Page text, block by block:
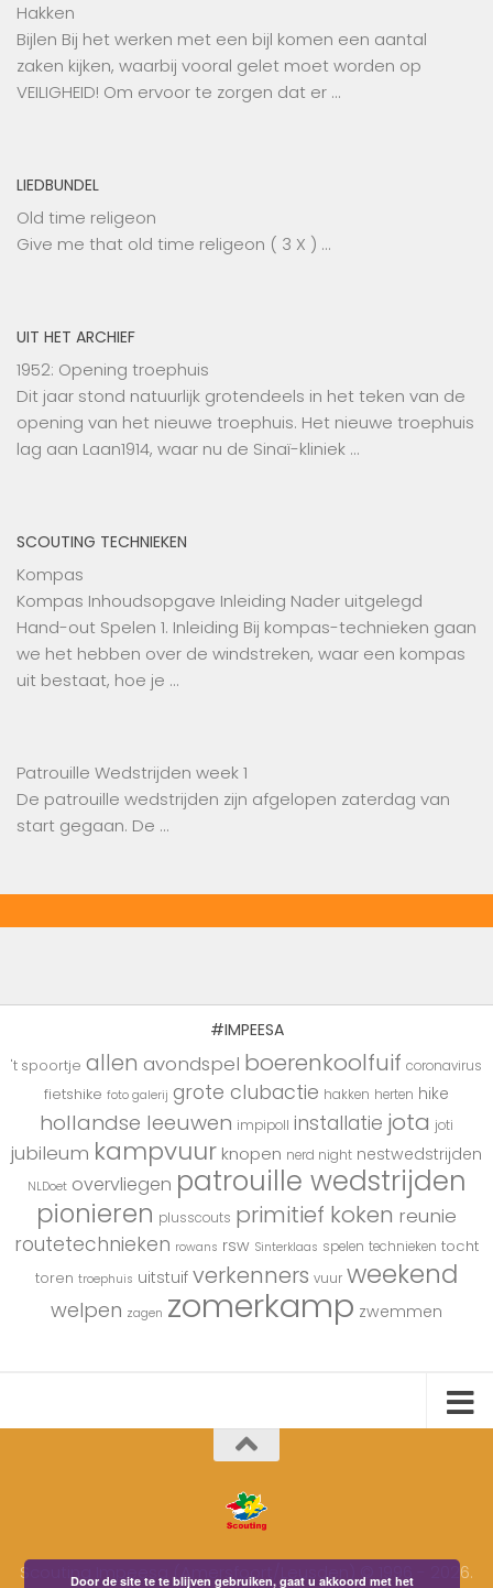
Hakken
Bijlen Bij het werken met een bijl komen een aantal
zaken kijken, waarbij vooral gelet moet worden op
VEILIGHEID! Om ervoor te zorgen dat er …
LIEDBUNDEL
Old time religeon
Give me that old time religeon ( 3 X ) …
UIT HET ARCHIEF
1952: Opening troephuis
Dit jaar stond natuurlijk grotendeels in het teken van de
opening van het nieuwe troephuis. Het nieuwe troephuis
lag aan Laan1914, waar nu de Sinaï-kliniek …
SCOUTING TECHNIEKEN
Kompas
Kompas Inhoudsopgave Inleiding Nader uitgelegd
Hand-out Spelen 1. Inleiding Bij kompas-technieken gaan
we het hebben over de windstreken, waar een kompas
uit bestaat, hoe je …
Patrouille Wedstrijden week 1
De patrouille wedstrijden zijn afgelopen zaterdag van
start gegaan. De …
#IMPEESA
't spoortje allen avondspel boerenkoolfuif coronavirus
fietshike foto galerij grote clubactie hakken herten hike
hollandse leeuwen impipoll installatie jota joti
jubileum kampvuur knopen nerd night nestwedstrijden
NLDoet overvliegen patrouille wedstrijden
pionieren plusscouts primitief koken reunie
routetechnieken rowans rsw Sinterklaas spelen technieken tocht
toren troephuis uitstuif verkenners vuur weekend
welpen zagen zomerkamp zwemmen
Scouting Impeesa (Amersfoort/Leusden) © 1996 - 2026.
Door de site te te blijven gebruiken, gaat u akkoord met het